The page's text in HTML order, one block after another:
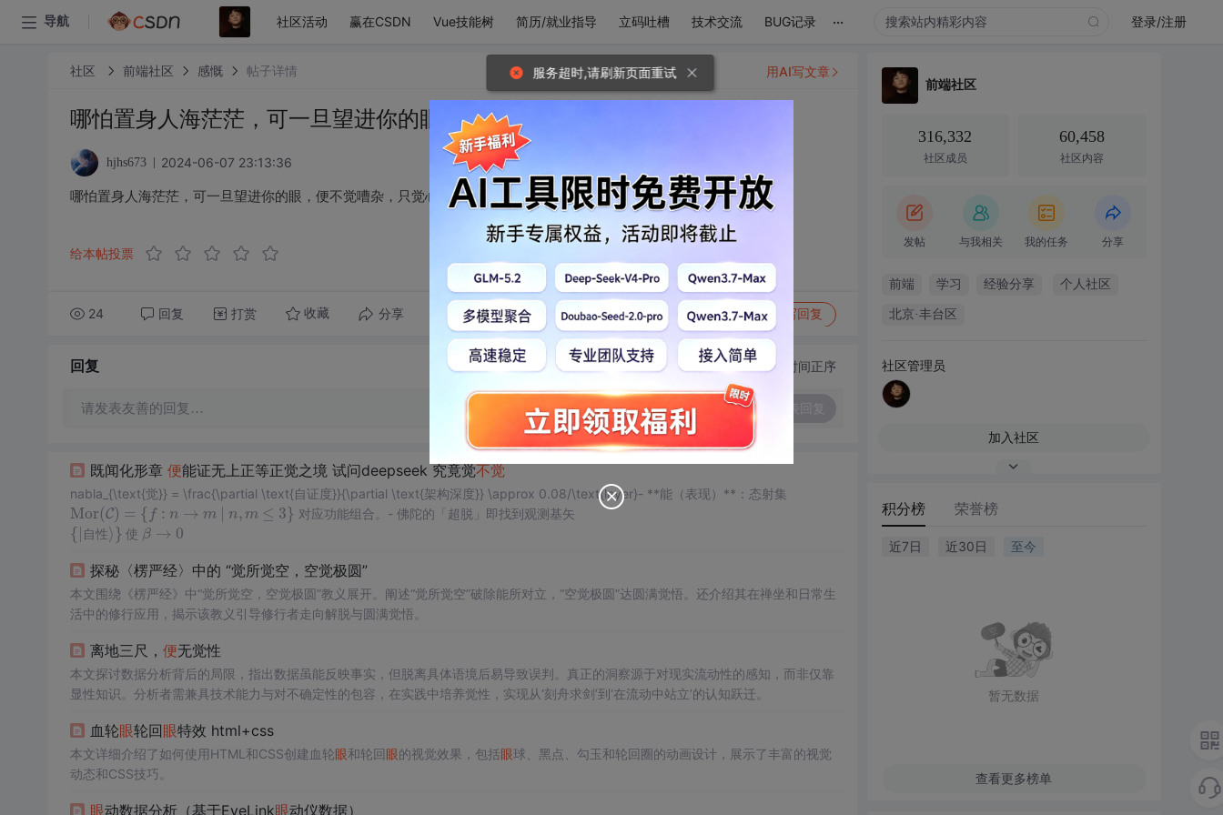
导航 社区活动 赢在CSDN Vue技能树 简历/就业指导 立码吐槽 技术交流 BUG记录 ... 登录/注册
社区 前端社区 感慨 帖子详情
哪怕置身人海茫茫，可一旦望进你的眼，便不觉嘈杂，只觉心欢❤️
hjhs673 2024-06-07 23:13:36
哪怕置身人海茫茫，可一旦望进你的眼，便不觉嘈杂，只觉心欢❤️
给本帖投票
24 回复 打赏 收藏 分享 转发到动态 举报 写回复
用AI写文章
回复 切换为时间正序
请发表友善的回复…
既闻化形章 便能证无上正等正觉之境 试问deepseek 究竟觉不觉
nabla_{\text{觉}} = \frac{\partial \text{自证度}}{\partial \text{架构深度}} \approx 0.08/\text{layer}- **能（表现）**：态射集
Mor(C) = { f : n → m n,m ≤ 3}
Mor(C)= f:n → m ∣ n,m≤3} 对应功能组合。- 佛陀的「超脱」即找到观测基矢
{ 自性⟩}
{| 自性⟩} 使 β → 0
β→0
探秘〈楞严经〉中的 “觉所觉空，空觉极圆”
本文围绕《楞严经》中“觉所觉空，空觉极圆”教义展开。阐述“觉所觉空”破除能所对立，“空觉极圆”达圆满觉悟。还介绍其在禅坐和日常生
活中的修行应用，揭示该教义引导修行者走向解脱与圆满觉悟。
离地三尺， 便无觉性
本文探讨数据分析背后的局限，指出数据虽能反映事实，但脱离具体语境后易导致误判。真正的洞察源于对现实流动性的感知，而非仅靠
显性知识。分析者需兼具技术能力与对不确定性的包容，在实践中培养觉性，实现从‘刻舟求剑’到‘在流动中站立’的认知跃迁。
血轮眼轮回眼特效 html+css
本文详细介绍了如何使用HTML和CSS创建血轮眼和轮回眼的视觉效果，包括眼球、黑点、勾玉和轮回圈的动画设计，展示了丰富的视觉
动态和CSS技巧。
眼动数据分析（基于EyeLink眼动仪数据）
前端社区
316,332
社区成员
60,458
社区内容
发帖 与我相关 我的任务 分享
前端 学习 经验分享 个人社区
北京·丰台区
社区管理员
加入社区
积分榜 荣誉榜
近7日 近30日 至今
暂无数据
查看更多榜单
服务超时,请刷新页面重试